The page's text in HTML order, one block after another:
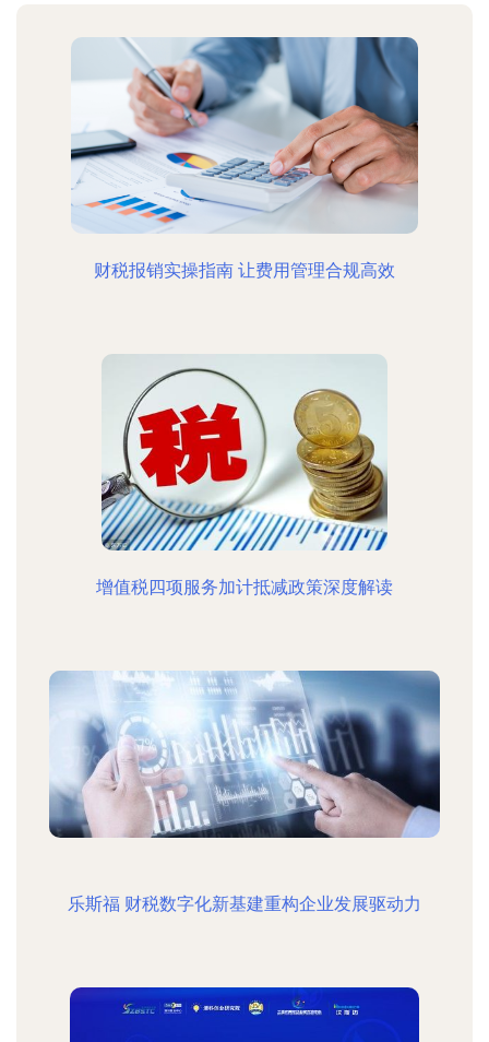
财税报销实操指南 让费用管理合规高效
增值税四项服务加计抵减政策深度解读
乐斯福 财税数字化新基建重构企业发展驱动力